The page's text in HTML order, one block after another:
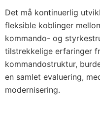
Det må kontinuerlig
fleksible koblinger
kommando- og
tilstrekkelige erfaringer
kommandostruktur,
en samlet evaluering,
modernisering.